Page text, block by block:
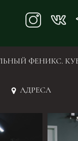
ФЕНИКС.
 АДРЕСА